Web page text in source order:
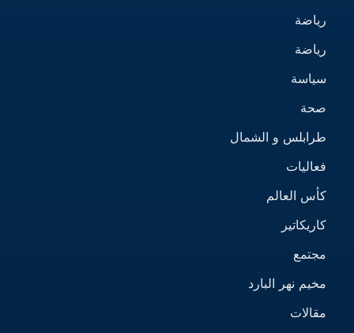
رياضة
رياضة
سياسة
صحة
طرابلس و الشمال
فعاليات
كأس العالم
كاريكاتير
مجتمع
مخيم نهر البارد
مقالات